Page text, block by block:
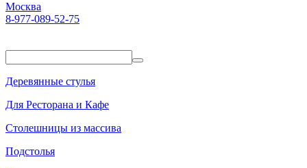
Москва
8-977-089-52-75
Деревянные стулья
Для Ресторана и Кафе
Столешницы из массива
Подстолья